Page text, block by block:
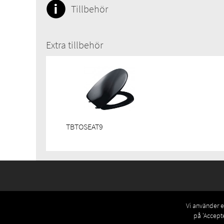
Tillbehör
Extra tillbehör
TBTOSEAT9
Vi använder
på